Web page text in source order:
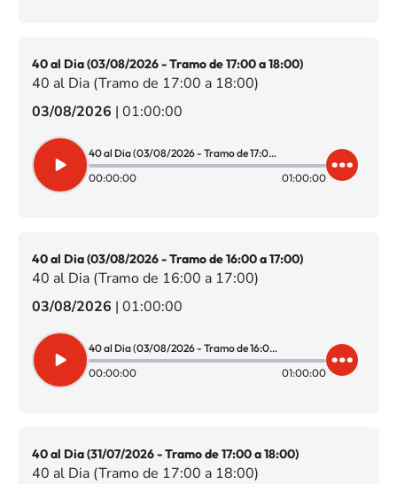
40 al Dia (03/08/2026 - Tramo de 17:00 a 18:00)
40 al Dia (Tramo de 17:00 a 18:00)
03/08/2026 | 01:00:00
40 al Dia (03/08/2026 - Tramo de 17:00 a 18:00)
00:00:00
01:00:00
40 al Dia (03/08/2026 - Tramo de 16:00 a 17:00)
40 al Dia (Tramo de 16:00 a 17:00)
03/08/2026 | 01:00:00
40 al Dia (03/08/2026 - Tramo de 16:00 a 17:00)
00:00:00
01:00:00
40 al Dia (31/07/2026 - Tramo de 17:00 a 18:00)
40 al Dia (Tramo de 17:00 a 18:00)